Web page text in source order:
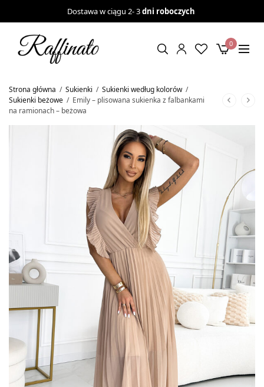
Dostawa w ciągu 2- 3dni roboczych
0
Strona główna / Sukienki / Sukienki według kolorów /
Sukienki beżowe / Emily – plisowana sukienka z falbankami
na ramionach – beżowa